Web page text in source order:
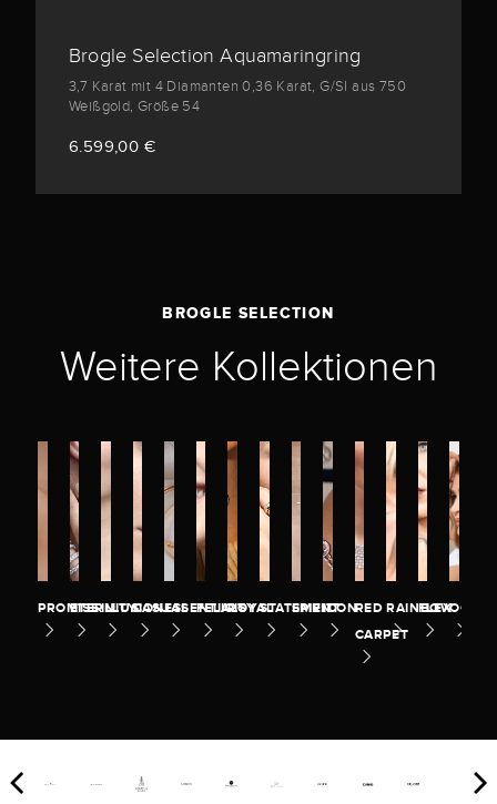
Brogle Selection Aquamaringring
3,7 Karat mit 4 Diamanten 0,36 Karat, G/SI aus 750
Weißgold, Größe 54
6.599,00 €
BROGLE SELECTION
Weitere Kollektionen
PROMISEETERNITY
ILLUSION
CASUALESSENTIALS
FELICITY
ROYALSTATEMENT
SPIRITICONRED
CARPET
RAINBOW
FLEX